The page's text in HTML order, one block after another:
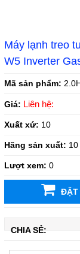
Máy lạnh treo
W5 Inverter
Mã sản phẩm:
Giá: Liên hệ:
Xuất xứ: 10
Hãng sản xuất: 10
Lượt xem: 0
ĐẶT
CHIA SẺ: